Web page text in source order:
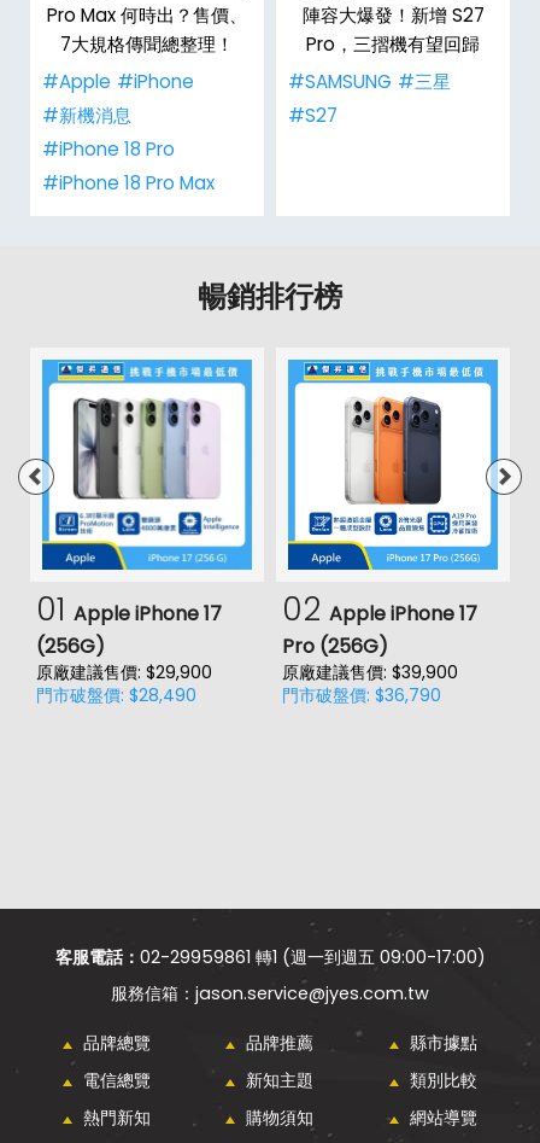
Pro Max 何時出？售價、
7大規格傳聞總整理！
#Apple #iPhone
#新機消息
#iPhone 18 Pro
#iPhone 18 Pro Max
陣容大爆發！新增 S27
Pro，三摺機有望回歸
#SAMSUNG #三星
#S27
暢銷排行榜
01 Apple iPhone 17
(256G)
原廠建議售價: $29,900
門市破盤價: $28,490
02 Apple iPhone 17
Pro (256G)
原廠建議售價: $39,900
門市破盤價: $36,790
客服電話： 02-29959861 轉1 (週一到週五 09:00-17:00)
jason.service@jyes.com.tw
品牌總覽 品牌推薦
縣市據點
電信總覽
新知主題
類別比較
熱門新知
購物須知 網站導覽